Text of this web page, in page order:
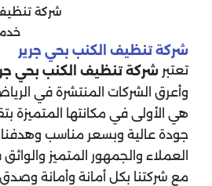
شركة تنظيف
شركة تنظيف الكنب بحي جرير
تعتبر شركة تنظيف الكنب بحي
وأعرق الشركات المنتشرة في
هي الأولى في مكانتها المتميزة
جودة عالية وبسعر مناسب
العملاء والجمهور المتميز
مع شركتنا بكل أمانة وأمانة